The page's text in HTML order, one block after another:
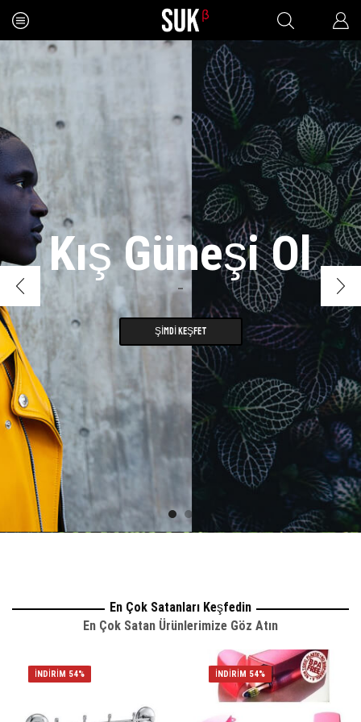
Kış Güneşi Ol
–
ŞIMDI KEŞFET
En Çok Satanları Keşfedin
En Çok Satan Ürünlerimize Göz Atın
İNDIRIM 54% İNDIRIM 54%